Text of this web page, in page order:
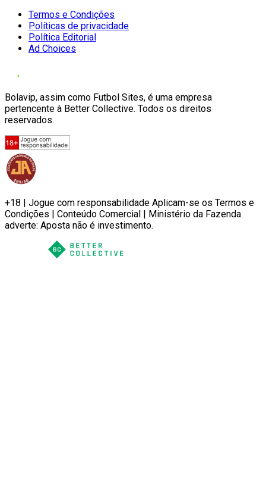
Termos e Condições
Políticas de privacidade
Política Editorial
Ad Choices
Bolavip, assim como Futbol Sites, é uma empresa
pertencente à Better Collective. Todos os direitos
reservados.
+18 | Jogue com responsabilidade Aplicam-se os Termos e
Condições | Conteúdo Comercial | Ministério da Fazenda
adverte: Aposta não é investimento.